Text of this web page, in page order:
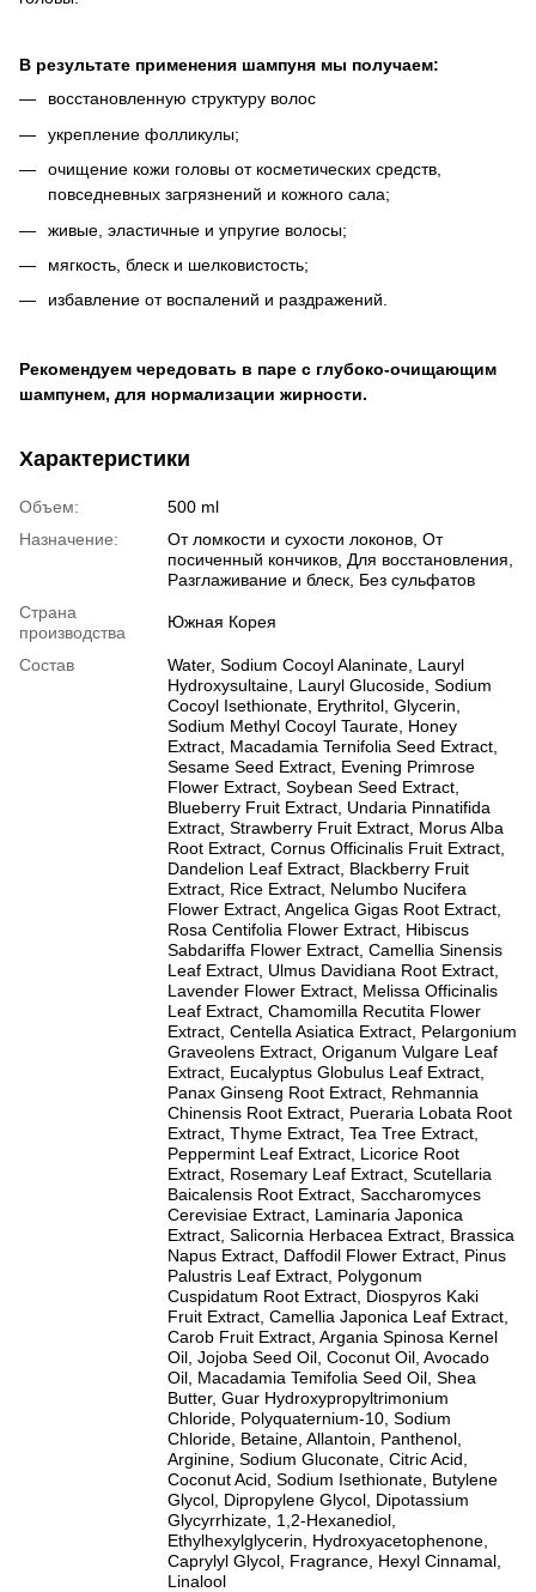
В результате применения шампуня мы получаем:
восстановленную структуру волос
укрепление фолликулы;
очищение кожи головы от косметических средств,
повседневных загрязнений и кожного сала;
живые, эластичные и упругие волосы;
мягкость, блеск и шелковистость;
избавление от воспалений и раздражений.
Рекомендуем чередовать в паре с глубоко-очищающим
шампунем, для нормализации жирности.
Характеристики
Объем:
500 ml
Назначение:
От ломкости и сухости локонов, От
посиченный кончиков, Для восстановления,
Разглаживание и блеск, Без сульфатов
Страна
производства
Южная Корея
Состав
Water, Sodium Cocoyl Alaninate, Lauryl
Hydroxysultaine, Lauryl Glucoside, Sodium
Cocoyl Isethionate, Erythritol, Glycerin,
Sodium Methyl Cocoyl Taurate, Honey
Extract, Macadamia Ternifolia Seed Extract,
Sesame Seed Extract, Evening Primrose
Flower Extract, Soybean Seed Extract,
Blueberry Fruit Extract, Undaria Pinnatifida
Extract, Strawberry Fruit Extract, Morus Alba
Root Extract, Cornus Officinalis Fruit Extract,
Dandelion Leaf Extract, Blackberry Fruit
Extract, Rice Extract, Nelumbo Nucifera
Flower Extract, Angelica Gigas Root Extract,
Rosa Centifolia Flower Extract, Hibiscus
Sabdariffa Flower Extract, Camellia Sinensis
Leaf Extract, Ulmus Davidiana Root Extract,
Lavender Flower Extract, Melissa Officinalis
Leaf Extract, Chamomilla Recutita Flower
Extract, Centella Asiatica Extract, Pelargonium
Graveolens Extract, Origanum Vulgare Leaf
Extract, Eucalyptus Globulus Leaf Extract,
Panax Ginseng Root Extract, Rehmannia
Chinensis Root Extract, Pueraria Lobata Root
Extract, Thyme Extract, Tea Tree Extract,
Peppermint Leaf Extract, Licorice Root
Extract, Rosemary Leaf Extract, Scutellaria
Baicalensis Root Extract, Saccharomyces
Cerevisiae Extract, Laminaria Japonica
Extract, Salicornia Herbacea Extract, Brassica
Napus Extract, Daffodil Flower Extract, Pinus
Palustris Leaf Extract, Polygonum
Cuspidatum Root Extract, Diospyros Kaki
Fruit Extract, Camellia Japonica Leaf Extract,
Carob Fruit Extract, Argania Spinosa Kernel
Oil, Jojoba Seed Oil, Coconut Oil, Avocado
Oil, Macadamia Temifolia Seed Oil, Shea
Butter, Guar Hydroxypropyltrimonium
Chloride, Polyquaternium-10, Sodium
Chloride, Betaine, Allantoin, Panthenol,
Arginine, Sodium Gluconate, Citric Acid,
Coconut Acid, Sodium Isethionate, Butylene
Glycol, Dipropylene Glycol, Dipotassium
Glycyrrhizate, 1,2-Hexanediol,
Ethylhexylglycerin, Hydroxyacetophenone,
Caprylyl Glycol, Fragrance, Hexyl Cinnamal,
Linalool